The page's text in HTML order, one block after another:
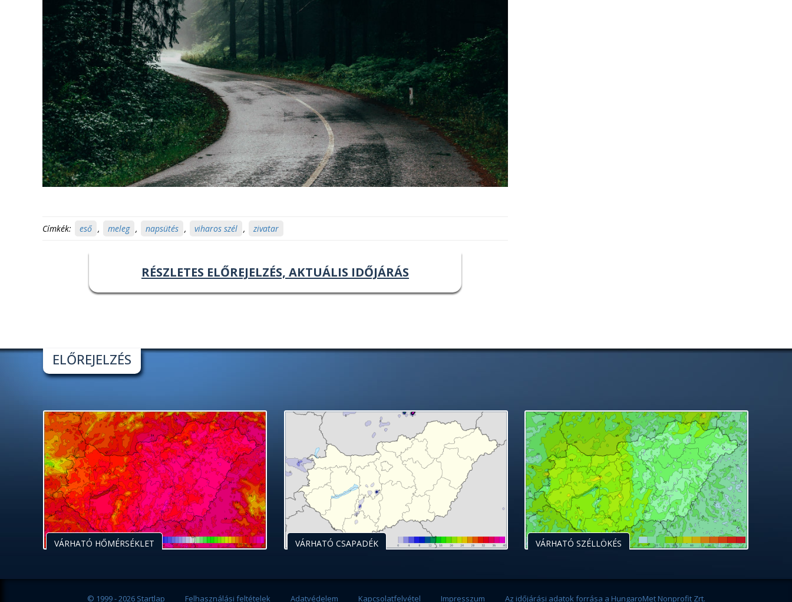
Címkék: eső , meleg , napsütés , viharos szél , zivatar
RÉSZLETES ELŐREJELZÉS, AKTUÁLIS IDŐJÁRÁS
ELŐREJELZÉS
VÁRHATÓ HŐMÉRSÉKLET VÁRHATÓ CSAPADÉK VÁRHATÓ SZÉLLÖKÉS
© 1999 - 2026 Startlap Felhasználási feltételek Adatvédelem Kapcsolatfelvétel Impresszum Az időjárási adatok forrása a HungaroMet Nonprofit Zrt.